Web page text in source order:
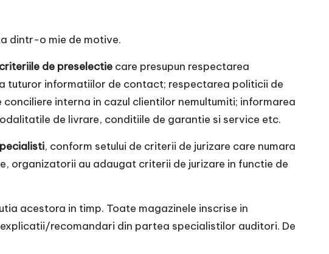
dintr-o mie de motive.
criteriile de preselectie care presupun respectarea
tuturor informatiilor de contact; respectarea politicii de
interna in cazul clientilor nemultumiti; informarea
de livrare, conditiile de garantie si service etc.
, conform setului de criterii de jurizare care numara
organizatorii au adaugat criterii de jurizare in functie de
acestora in timp. Toate magazinele inscrise in
recomandari din partea specialistilor auditori. De